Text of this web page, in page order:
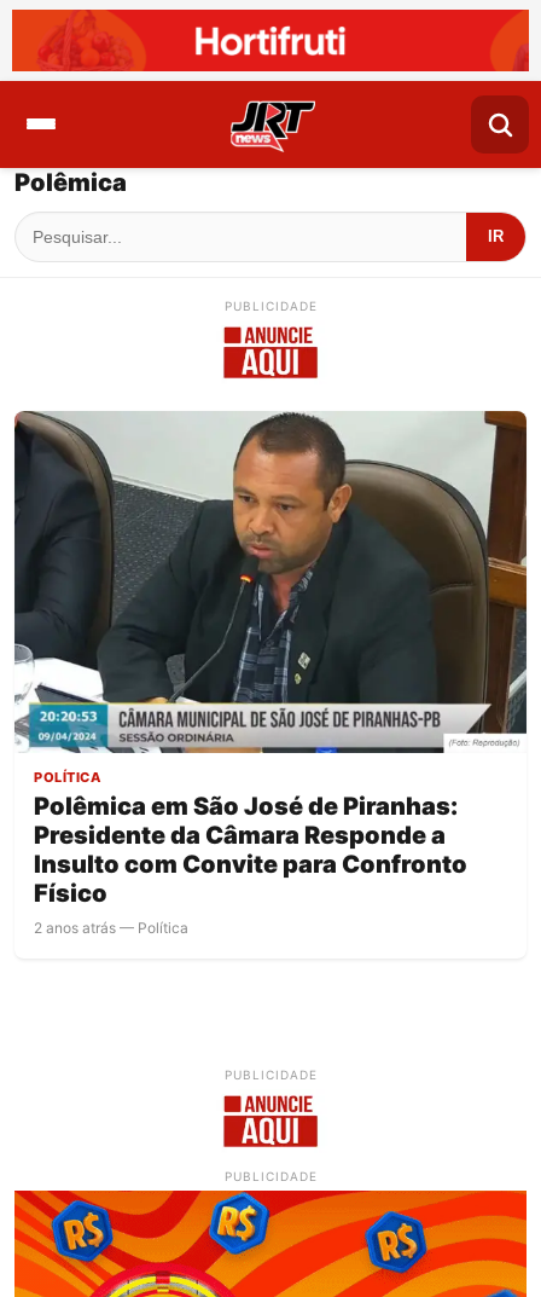
Polêmica
IR
PUBLICIDADE
POLÍTICA
Polêmica em São José de Piranhas:
Presidente da Câmara Responde a
Insulto com Convite para Confronto
Físico
2 anos atrás — Política
PUBLICIDADE
PUBLICIDADE